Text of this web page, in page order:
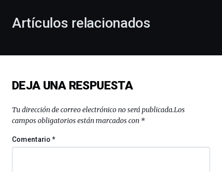
celebración
novena
Bilbo
(BZP),
un
que
Artículos relacionados
DEJA UNA RESPUESTA
Tu dirección de correo electrónico no será publicada.Los
campos obligatorios están marcados con *
Comentario*